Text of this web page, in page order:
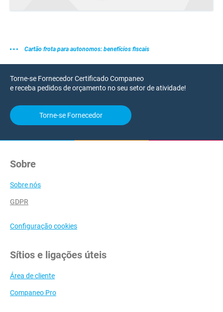
Cartão frota para autonomos: benefícios fiscais
Torne-se Fornecedor Certificado Companeo
e receba pedidos de orçamento no seu setor de atividade!
Torne-se Fornecedor
Sobre
Sobre nós
GDPR
Configuração cookies
Sítios e ligações úteis
Área de cliente
Companeo Pro